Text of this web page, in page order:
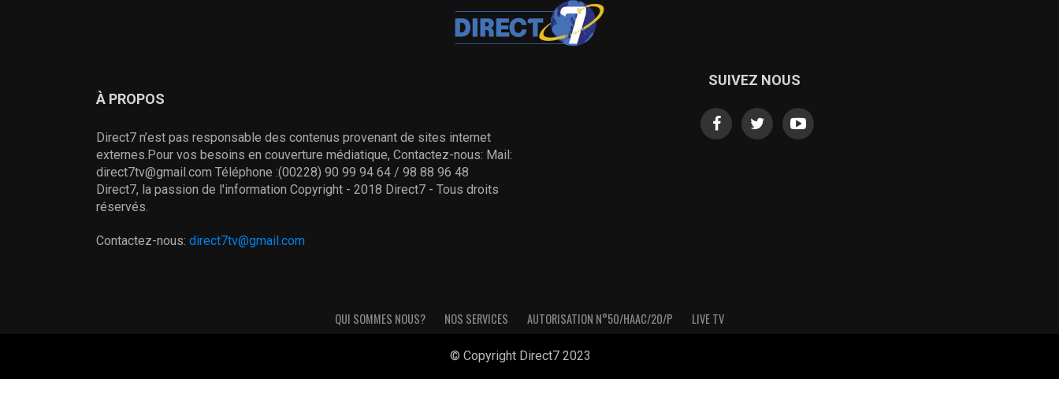
À PROPOS
Direct7 n’est pas responsable des contenus provenant de sites internet
externes.Pour vos besoins en couverture médiatique, Contactez-nous: Mail:
direct7tv@gmail.com Téléphone :(00228) 90 99 94 64 / 98 88 96 48
Direct7, la passion de l'information Copyright - 2018 Direct7 - Tous droits
réservés.
Contactez-nous: direct7tv@gmail.com
SUIVEZ NOUS
QUI SOMMES NOUS? NOS SERVICES AUTORISATION N°50/HAAC/20/P LIVE TV
© Copyright Direct7 2023